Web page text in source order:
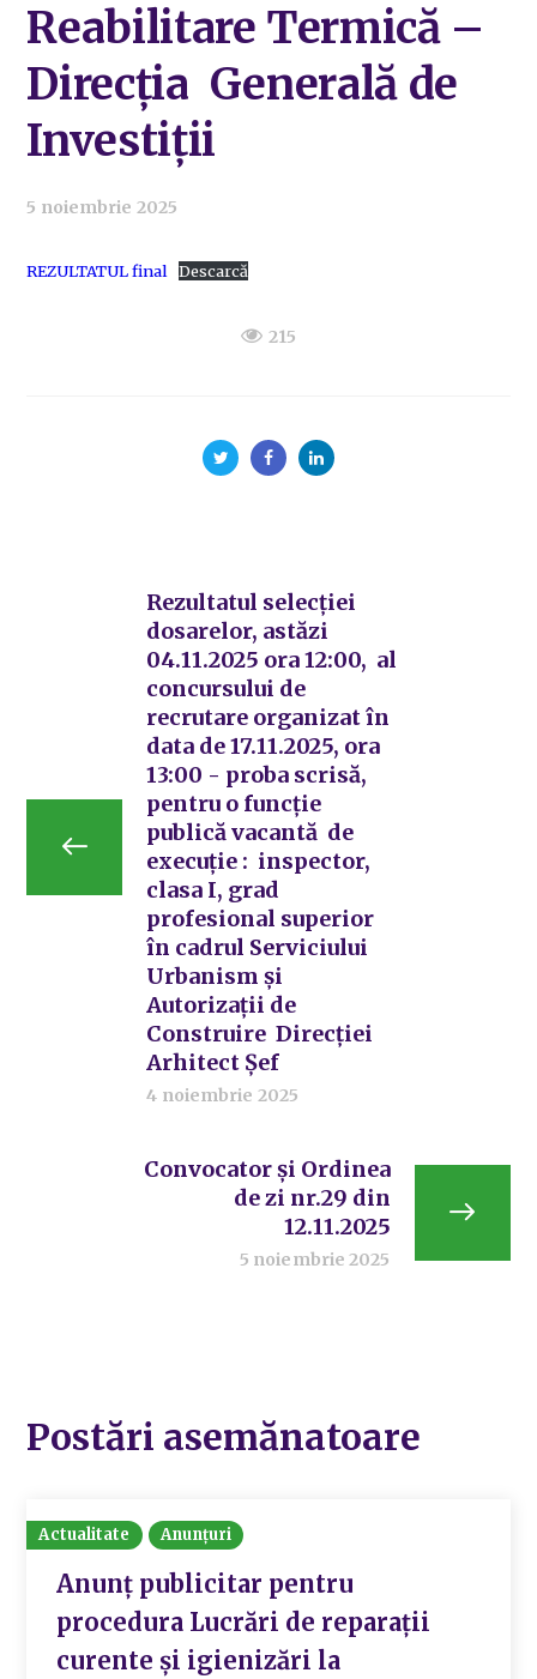
Reabilitare Termică –
Direcția Generală de
Investiții
5 noiembrie 2025
REZULTATUL final Descarcă
215
Rezultatul selecției
dosarelor, astăzi
04.11.2025 ora 12:00, al
concursului de
recrutare organizat în
data de 17.11.2025, ora
13:00 - proba scrisă,
pentru o funcție
publică vacantă de
execuție : inspector,
clasa I, grad
profesional superior
în cadrul Serviciului
Urbanism și
Autorizații de
Construire Direcției
Arhitect Șef
4 noiembrie 2025
Convocator și Ordinea
de zi nr.29 din
12.11.2025
5 noiembrie 2025
Postări asemănatoare
Actualitate Anunțuri
Anunț publicitar pentru
procedura Lucrări de reparații
curente și igienizări la